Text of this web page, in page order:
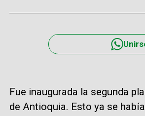
Fue inaugurada la segunda
de Antioquia. Esto ya se